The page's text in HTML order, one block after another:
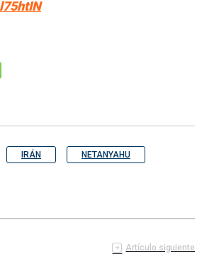
IRÁN NETANYAHU
Artículo siguiente